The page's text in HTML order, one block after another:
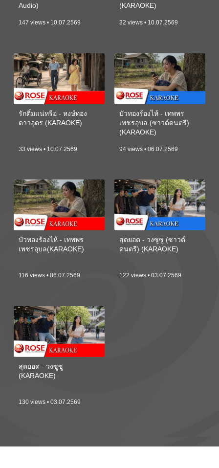
Audio)
147 views • 10.07.2569
(KARAOKE)
32 views • 10.07.2569
รักติ๋มแน่หรือ - หงษ์ทอง
ดาวอุดร (KARAOKE)
33 views • 10.07.2569
บัวทองร้องไห้ - เทพพร
เพชรอุบล (ซาวด์ดนตรี)
(KARAOKE)
94 views • 06.07.2569
บัวทองร้องไห้ - เทพพร
เพชรอุบล(KARAOKE)
116 views • 06.07.2569
สุดยอด - วงซูซู (ซาวด์
ดนตรี) (KARAOKE)
122 views • 03.07.2569
สุดยอด - วงซูซู
(KARAOKE)
130 views • 03.07.2569